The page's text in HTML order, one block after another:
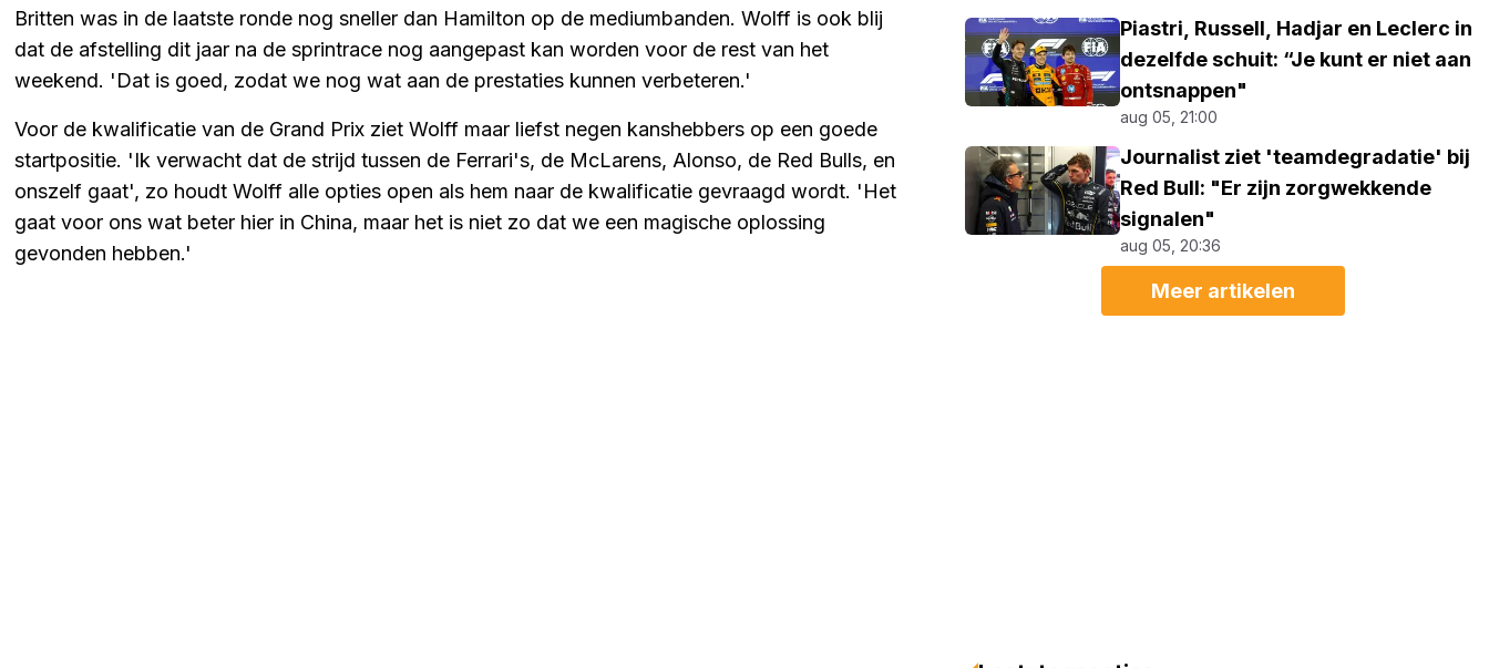
Britten was in de laatste ronde nog sneller dan Hamilton op de mediumbanden. Wolff is ook blij
dat de afstelling dit jaar na de sprintrace nog aangepast kan worden voor de rest van het
weekend. 'Dat is goed, zodat we nog wat aan de prestaties kunnen verbeteren.'
Voor de kwalificatie van de Grand Prix ziet Wolff maar liefst negen kanshebbers op een goede
startpositie. 'Ik verwacht dat de strijd tussen de Ferrari's, de McLarens, Alonso, de Red Bulls, en
onszelf gaat', zo houdt Wolff alle opties open als hem naar de kwalificatie gevraagd wordt. 'Het
gaat voor ons wat beter hier in China, maar het is niet zo dat we een magische oplossing
gevonden hebben.'
Piastri, Russell, Hadjar en Leclerc in
dezelfde schuit: “Je kunt er niet aan
ontsnappen"
aug 05, 21:00
Journalist ziet 'teamdegradatie' bij
Red Bull: "Er zijn zorgwekkende
signalen"
aug 05, 20:36
Meer artikelen